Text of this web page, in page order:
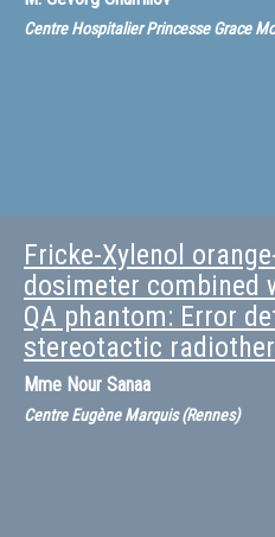
Centre Hospitalier Princesse Grace
Fricke-Xylenol
dosimeter combined
QA phantom: Error
stereotactic
Mme Nour Sanaa
Centre Eugène Marquis (Rennes)